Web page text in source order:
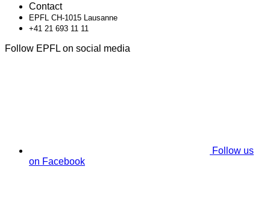
Contact
EPFL CH-1015 Lausanne
+41 21 693 11 11
Follow EPFL on social media
Follow us
on Facebook